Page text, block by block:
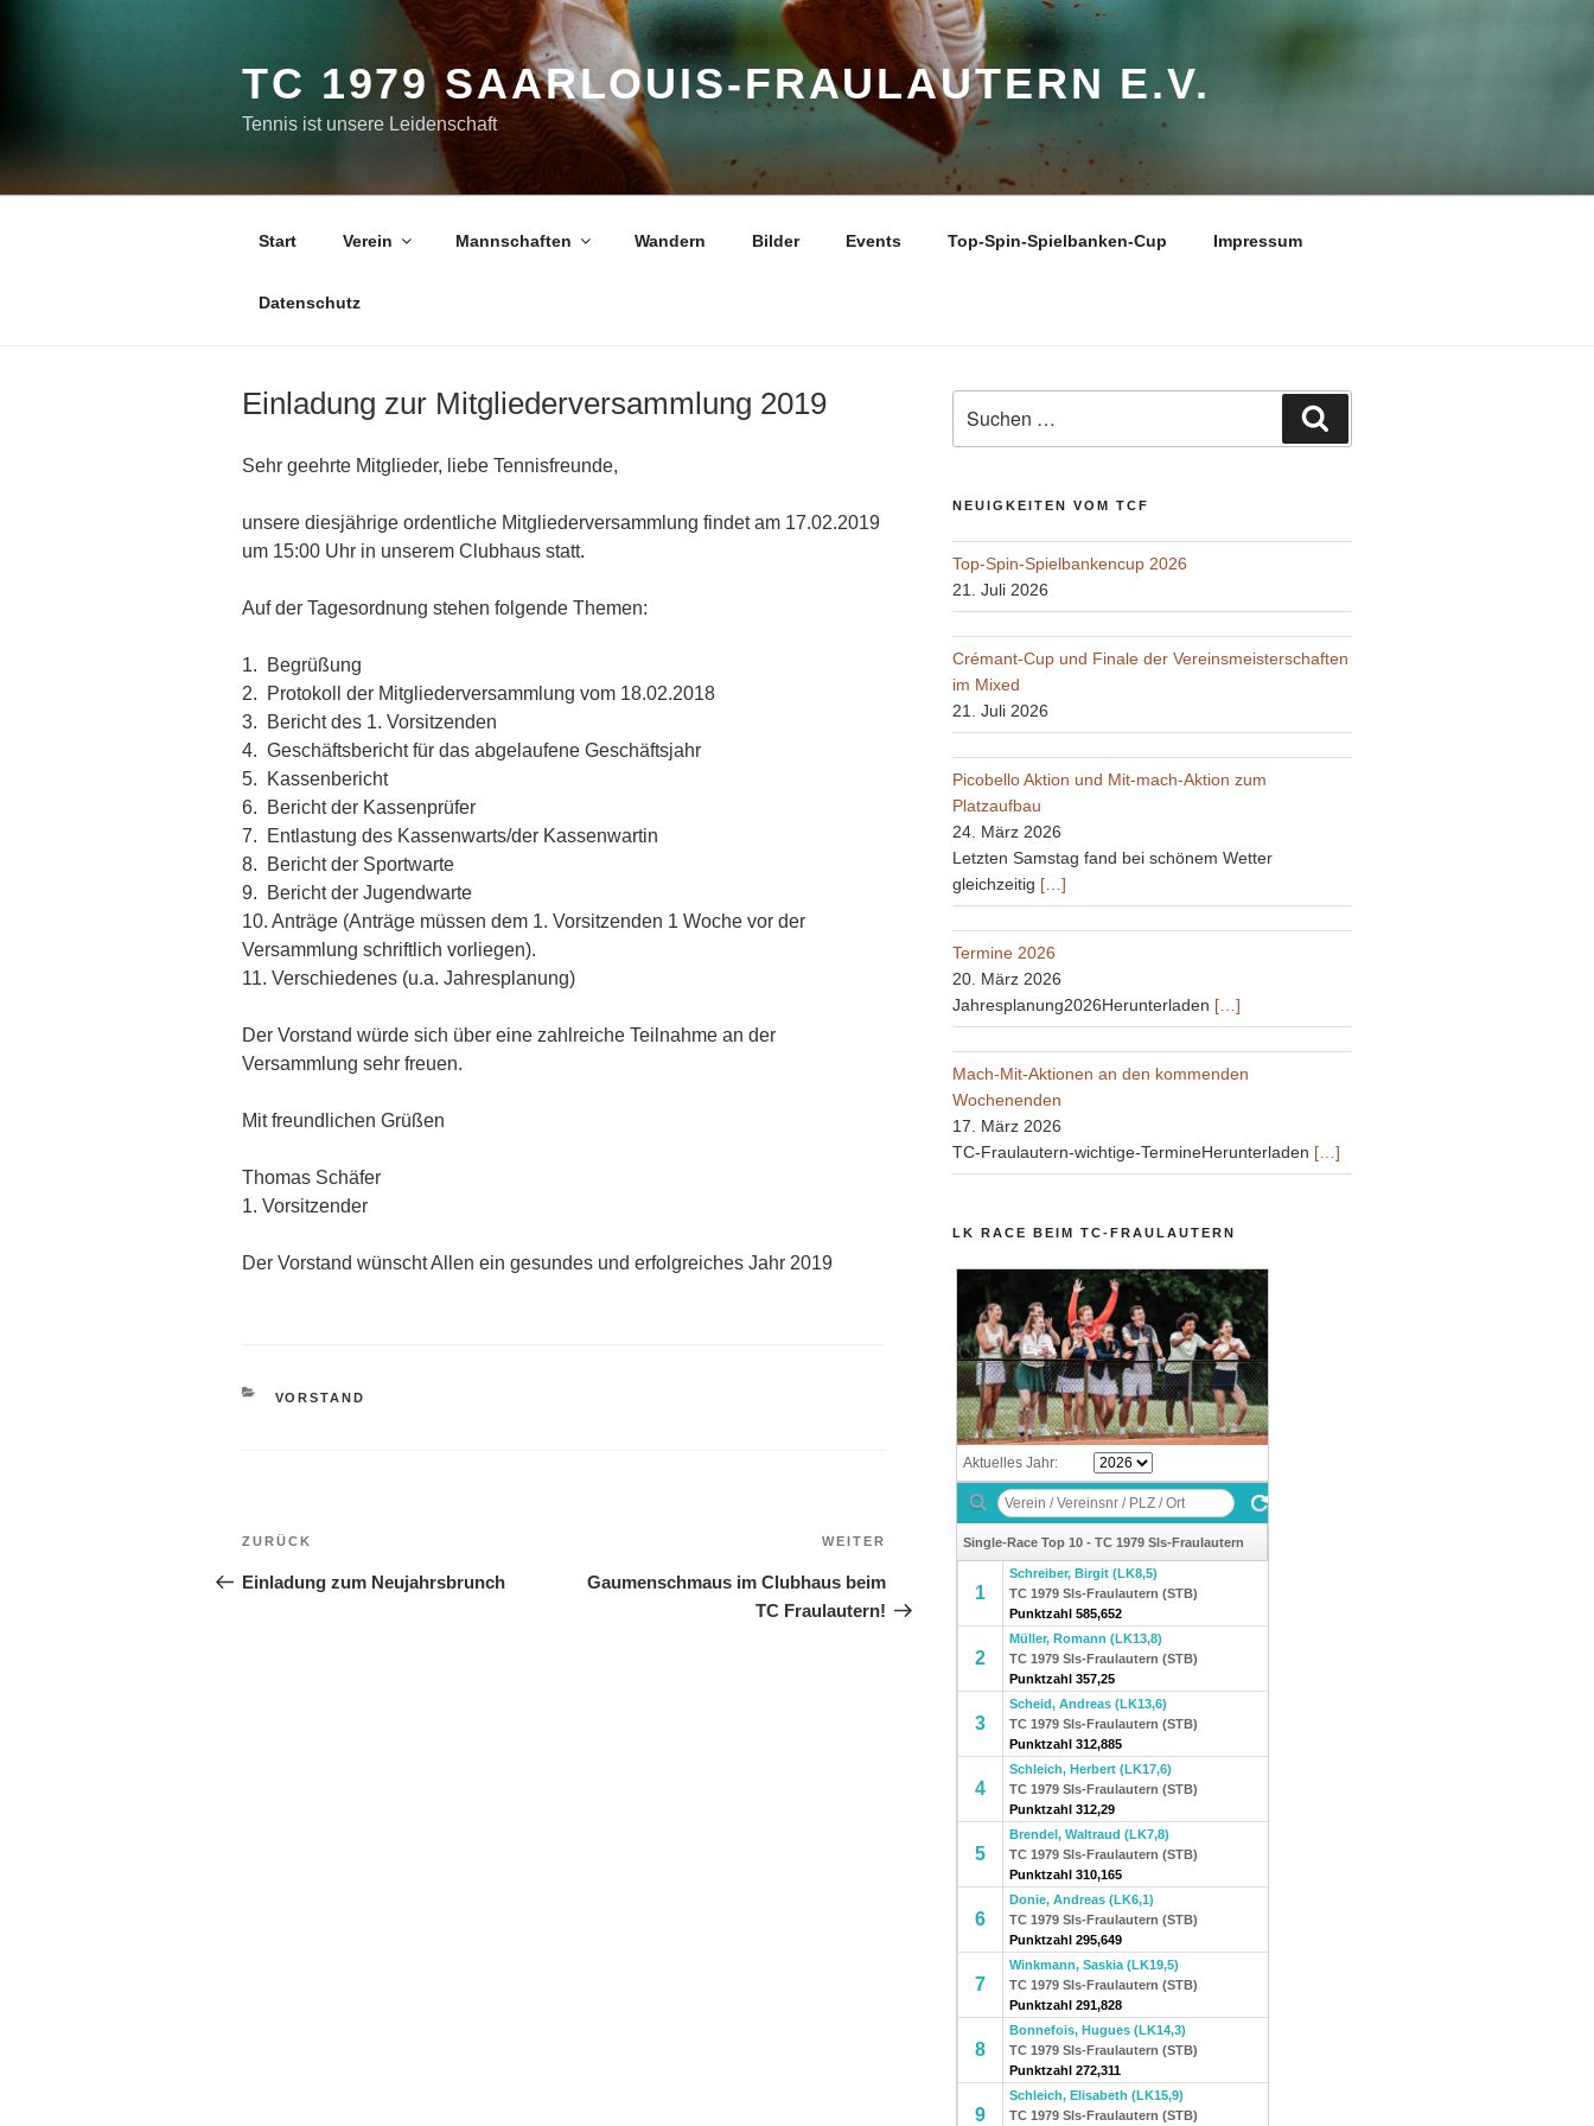
TC 1979 SAARLOUIS-FRAULAUTERN E.V.
Tennis ist unsere Leidenschaft
Start Verein Mannschaften Wandern Bilder Events Top-Spin-Spielbanken-Cup Impressum
Datenschutz
Einladung zur Mitgliederversammlung 2019
Sehr geehrte Mitglieder, liebe Tennisfreunde,
unsere diesjährige ordentliche Mitgliederversammlung findet am 17.02.2019
um 15:00 Uhr in unserem Clubhaus statt.
Auf der Tagesordnung stehen folgende Themen:
1. Begrüßung
2. Protokoll der Mitgliederversammlung vom 18.02.2018
3. Bericht des 1. Vorsitzenden
4. Geschäftsbericht für das abgelaufene Geschäftsjahr
5. Kassenbericht
6. Bericht der Kassenprüfer
7. Entlastung des Kassenwarts/der Kassenwartin
8. Bericht der Sportwarte
9. Bericht der Jugendwarte
10. Anträge (Anträge müssen dem 1. Vorsitzenden 1 Woche vor der
Versammlung schriftlich vorliegen).
11. Verschiedenes (u.a. Jahresplanung)
Der Vorstand würde sich über eine zahlreiche Teilnahme an der
Versammlung sehr freuen.
Mit freundlichen Grüßen
Thomas Schäfer
1. Vorsitzender
Der Vorstand wünscht Allen ein gesundes und erfolgreiches Jahr 2019
KATEGORIEN
VORSTAND
Beitragsnavigation
Vorheriger
ZURÜCK
Einladung zum Neujahrsbrunch
Nächster
WEITER
Gaumenschmaus im Clubhaus beim
TC Fraulautern!
nach:
NEUIGKEITEN VOM TCF
Top-Spin-Spielbankencup 2026
21. Juli 2026
Crémant-Cup und Finale der Vereinsmeisterschaften
im Mixed
21. Juli 2026
Picobello Aktion und Mit-mach-Aktion zum
Platzaufbau
24. März 2026
Letzten Samstag fand bei schönem Wetter
gleichzeitig […]
Termine 2026
20. März 2026
Jahresplanung2026Herunterladen […]
Mach-Mit-Aktionen an den kommenden
Wochenenden
17. März 2026
TC-Fraulautern-wichtige-TermineHerunterladen […]
LK RACE BEIM TC-FRAULAUTERN